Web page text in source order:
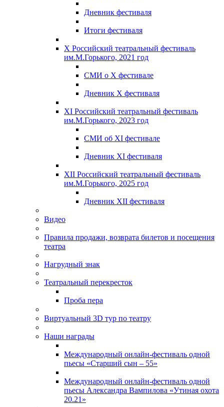
Дневник фестиваля
Итоги фестиваля
X Российский театральный фестиваль
им.М.Горького, 2021 год
СМИ о X фестивале
Дневник X фестиваля
XI Российский театральный фестиваль
им.М.Горького, 2023 год
СМИ об XI фестивале
Дневник XI фестиваля
XII Российский театральный фестиваль
им.М.Горького, 2025 год
Дневник XII фестиваля
Видео
Правила продажи, возврата билетов и посещения
театра
Нагрудный знак
Театральный перекресток
Проба пера
Виртуальный 3D тур по театру
Наши награды
Международный онлайн-фестиваль одной
пьесы «Старший сын – 55»
Международный онлайн-фестиваль одной
пьесы Александра Вампилова «Утиная охота
20.21»